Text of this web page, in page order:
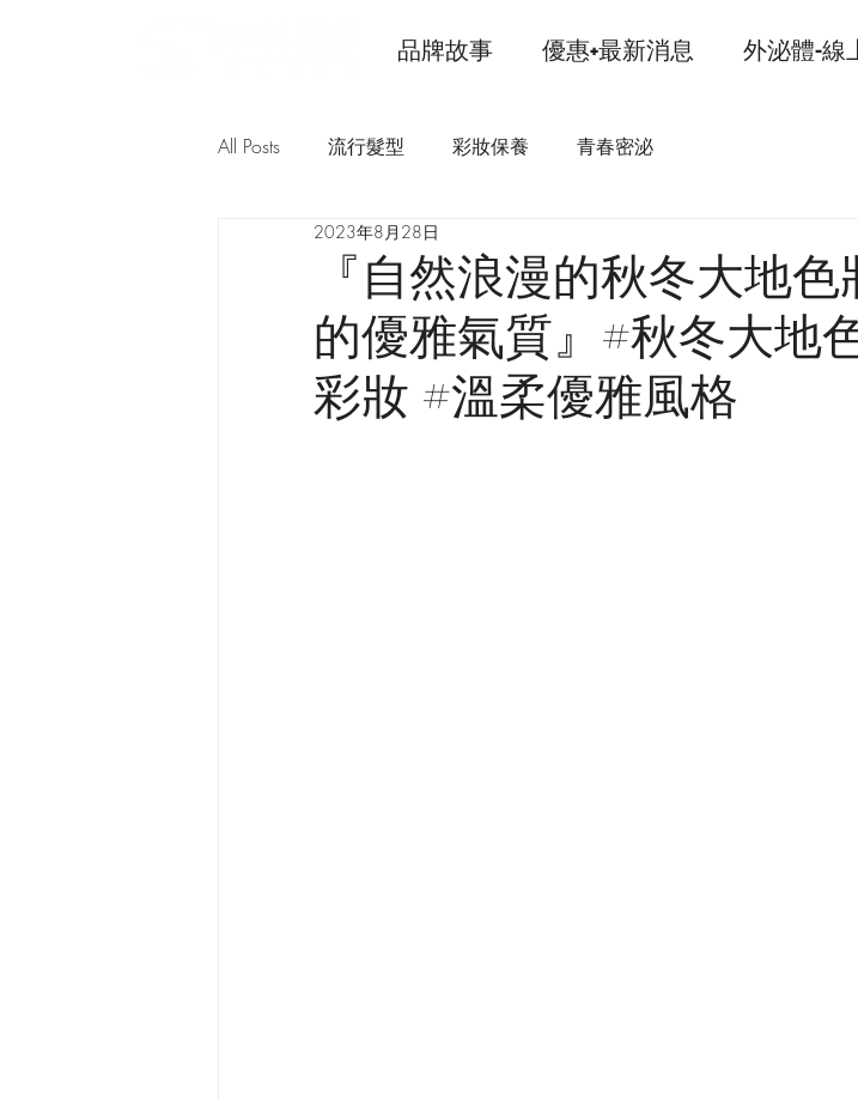
品牌故事 優惠+最新消息 外泌體-線
All Posts 流行髮型 彩妝保養 青春密泌
『自然浪漫的秋冬大地
的優雅氣質』#秋冬大地
彩妝 #溫柔優雅風格
2023年8月28日